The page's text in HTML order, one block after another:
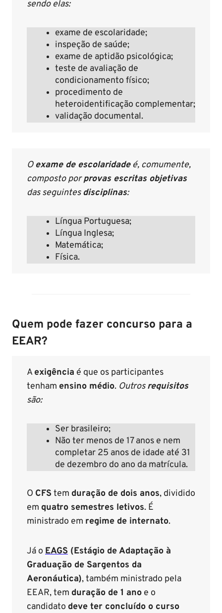
sendo elas:
exame de escolaridade;
inspeção de saúde;
exame de aptidão psicológica;
teste de avaliação de
condicionamento físico;
procedimento de
heteroidentificação complementar;
validação documental.
O exame de escolaridadeé, comumente,
composto porprovas escritas objetivas
das seguintesdisciplinas:
Língua Portuguesa;
Língua Inglesa;
Matemática;
Física.
Quem pode fazer concurso para a
EEAR?
Aexigência é que os participantes
tenham ensino médio. Outrosrequisitos
são:
Ser brasileiro;
Não ter menos de 17 anos e nem
completar 25 anos de idade até 31
de dezembro do ano da matrícula.
O CFS tem duração de dois anos, dividido
em quatro semestres letivos. É
ministrado em regime de internato.
Já o EAGS (Estágio de Adaptação à
Graduação de Sargentos da
Aeronáutica), também ministrado pela
EEAR, tem duração de 1 ano e o
candidato deve ter concluído o curso